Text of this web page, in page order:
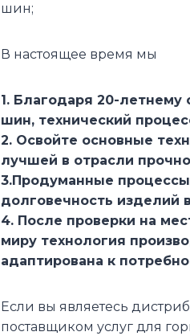
шин;
В настоящее время мы
1. Благодаря 20-
шин, технический
2. Освойте основные
лучшей в отрасли
3.Продуманные процессы
долговечность изделий
4. После проверки на
миру технология
адаптирована к
Если вы являетесь
поставщиком услуг для